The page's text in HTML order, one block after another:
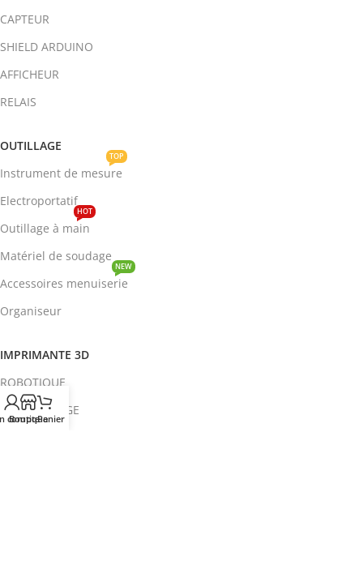
CAPTEUR
SHIELD ARDUINO
AFFICHEUR
RELAIS
OUTILLAGE
Instrument de mesure
TOP
Electroportatif
Outillage à main
HOT
Matériel de soudage
Accessoires menuiserie
NEW
Organiseur
IMPRIMANTE 3D
ROBOTIQUE
PROTOTYPAGE
compte
BoutiquePanier